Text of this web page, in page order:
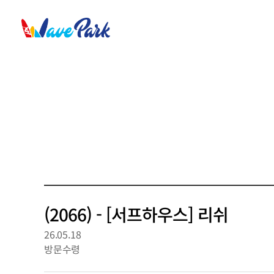
(2066) - [서프하우스] 리쉬
26.05.18
방문수령